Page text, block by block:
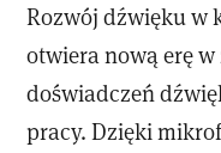
Rozwój dźwięku w
otwiera nową erę
doświadczeń
pracy. Dzięki